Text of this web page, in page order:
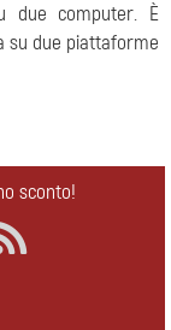
due computer. È
su due piattaforme
sconto!